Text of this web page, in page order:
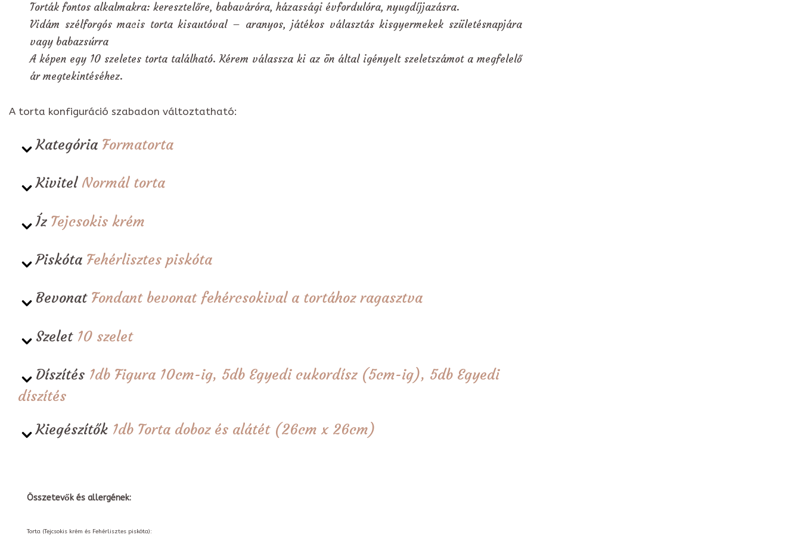
Torták fontos alkalmakra: keresztelőre, babaváróra, házassági évfordulóra, nyugdíjjazásra.
Vidám szélforgós macis torta kisautóval – aranyos, játékos választás kisgyermekek születésnapjára
vagy babazsúrra
A képen egy 10 szeletes torta található. Kérem válassza ki az ön által igényelt szeletszámot a megfelelő
ár megtekintéséhez.
A torta konfiguráció szabadon változtatható:
Kategória Formatorta
Kivitel Normál torta
Íz Tejcsokis krém
Piskóta Fehérlisztes piskóta
Bevonat Fondant bevonat fehércsokival a tortához ragasztva
Szelet 10 szelet
Díszítés 1db Figura 10cm-ig, 5db Egyedi cukordísz (5cm-ig), 5db Egyedi
díszítés
Kiegészítők 1db Torta doboz és alátét (26cm x 26cm)
Összetevők és allergének:
Torta (Tejcsokis krém és Fehérlisztes piskóta):